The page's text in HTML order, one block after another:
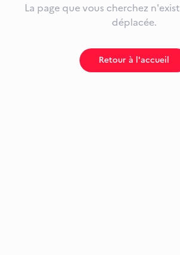
La page que vous cherchez
déplacée.
Retour à l'accueil